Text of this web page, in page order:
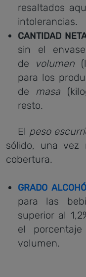
resaltados
intolerancias.
CANTIDAD
sin el
de
volumen
para los
de masa
resto.
El peso
sólido, una
cobertura.
GRADO
para las
superior al
el
volumen.